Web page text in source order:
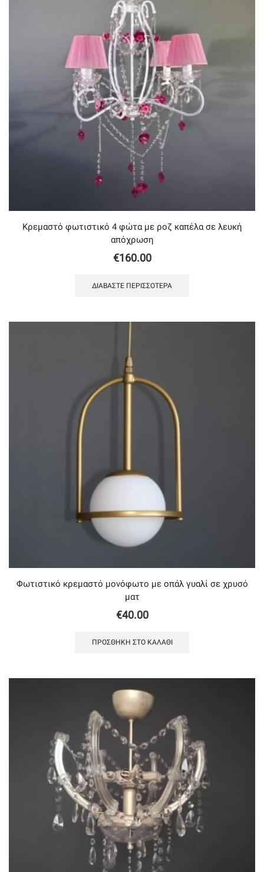
Κρεμαστό φωτιστικό 4 φώτα με ροζ καπέλα σε λευκή
απόχρωση
€160.00
ΔΙΑΒΆΣΤΕ ΠΕΡΙΣΣΌΤΕΡΑ
Φωτιστικό κρεμαστό μονόφωτο με οπάλ γυαλί σε χρυσό
ματ
€40.00
ΠΡΟΣΘΉΚΗ ΣΤΟ ΚΑΛΆΘΙ